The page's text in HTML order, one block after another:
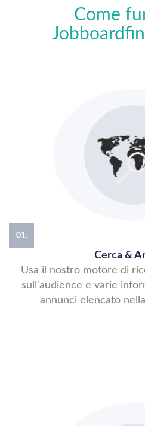
Come
01.
Cerca &
Usa il nostro motore di
sull'audience e varie
annunci elencato